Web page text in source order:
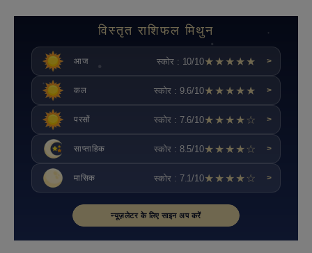
विस्तृत राशिफल मिथुन
आज स्कोर : 10/10★★★★★ >
कल स्कोर : 9.6/10★★★★★ >
परसों स्कोर : 7.6/10★★★★☆ >
साप्ताहिक स्कोर : 8.5/10★★★★☆ >
मासिक स्कोर : 7.1/10★★★★☆ >
न्यूज़लेटर के लिए साइन अप करें